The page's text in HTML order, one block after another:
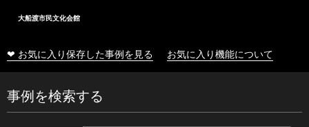
大船渡市民文化会館
❤ お気に入り保存した事例を見る お気に入り機能について
事例を検索する